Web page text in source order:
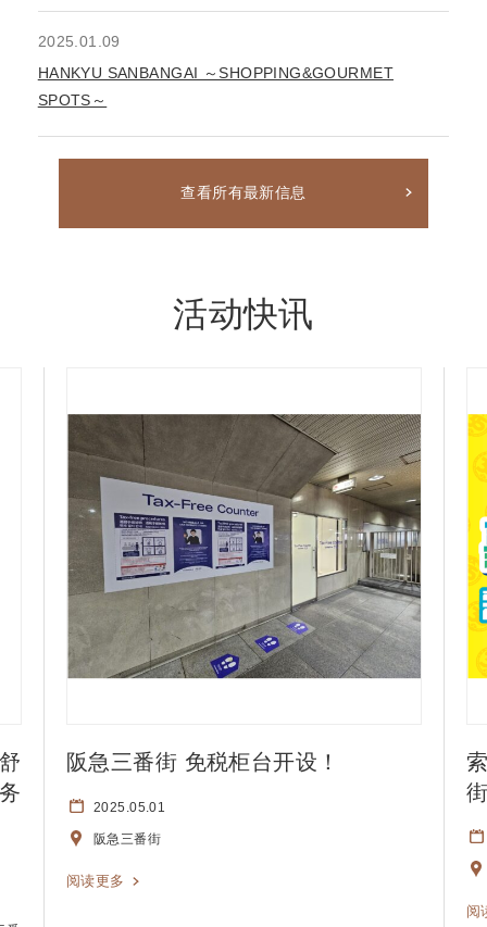
2025.01.09
HANKYU SANBANGAI ～SHOPPING&GOURMET
SPOTS～
查看所有最新信息
活动快讯
阪急三番街 免税柜台开设！
2025.05.01
阪急三番街
阅读更多
阅